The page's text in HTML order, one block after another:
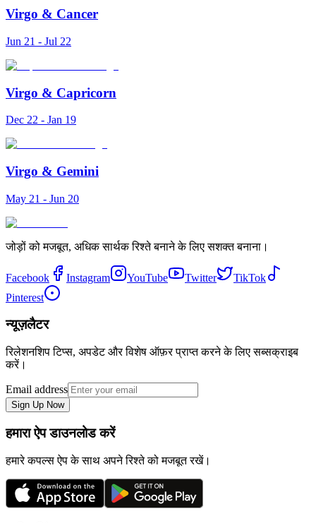
Virgo & Cancer
Jun 21 - Jul 22
Virgo & Capricorn
Dec 22 - Jan 19
Virgo & Gemini
May 21 - Jun 20
जोड़ों को मजबूत, अधिक सार्थक रिश्ते बनाने के लिए सशक्त बनाना।
Facebook Instagram YouTube Twitter
TikTok
Pinterest
न्यूज़लैटर
रिलेशनशिप टिप्स, अपडेट और विशेष ऑफ़र प्राप्त करने के लिए सब्सक्राइब
करें।
Email address
Sign Up Now
हमारा ऐप डाउनलोड करें
हमारे कपल्स ऐप के साथ अपने रिश्ते को मजबूत रखें।